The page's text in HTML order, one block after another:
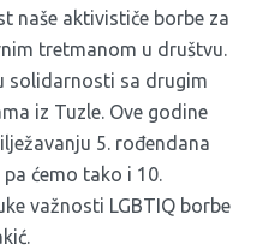
naše aktivističe borbe za
tretmanom u društvu.
solidarnosti sa drugim
iz Tuzle. Ove godine
5. rođendana
ćemo tako i 10.
važnosti LGBTIQ borbe